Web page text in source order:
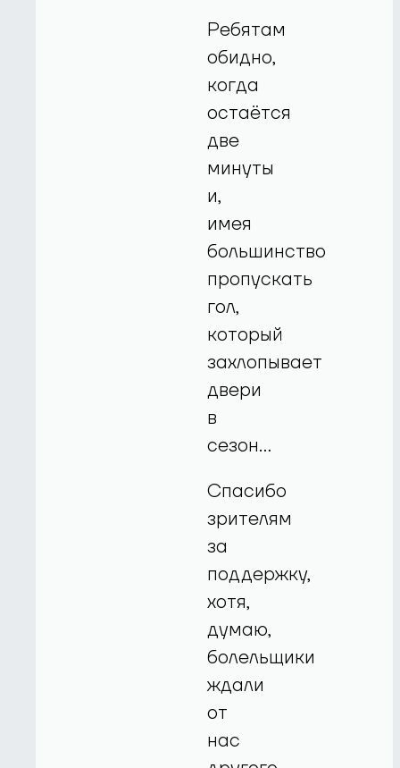
Ребятам
обидно,
когда
остаётся
две
минуты
и,
имея
большинство
пропускать
гол,
который
захлопывает
двери
в
сезон…
Спасибо
зрителям
за
поддержку,
хотя,
думаю,
болельщики
ждали
от
нас